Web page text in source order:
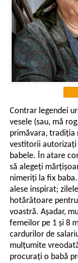
Contrar legendei
vesele (sau, mă
primăvara, tradiția
vestitorii autorizați
babele. În atare
să alegeți
nimeriți la fix
alese inspirat;
hotărâtoare
voastră. Așadar,
femeilor pe 1 și 8
cardurilor de
mulțumite
procurați o babă